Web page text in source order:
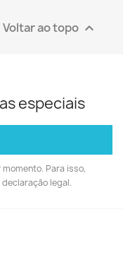
Voltar ao topo 
especiais
Para isso,
legal.